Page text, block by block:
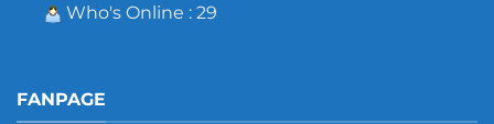
Who's Online : 29
FANPAGE